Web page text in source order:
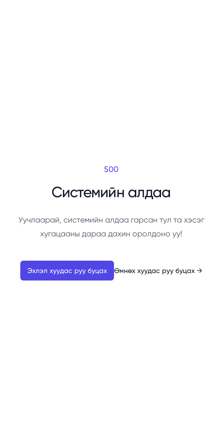
500
Системийн алдаа
Уучлаарай, системийн алдаа гарсан тул та хэсэг
хугацааны дараа дахин оролдоно уу!
Эхлэл хуудас руу буцах Өмнөх хуудас руу буцах →